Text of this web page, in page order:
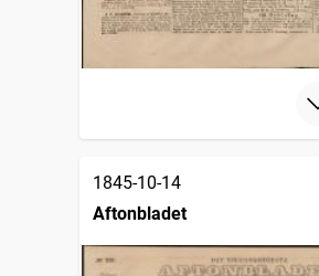
1845-10-14
Aftonbladet